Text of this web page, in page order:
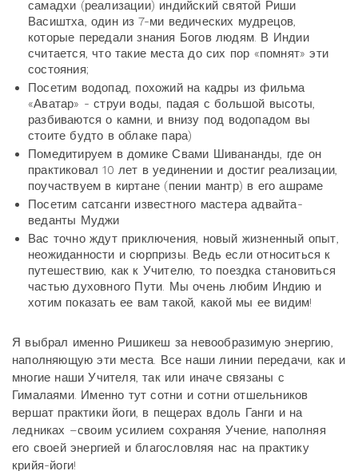
самадхи (реализации) индийский святой Риши
Васиштха, один из 7-ми ведических мудрецов,
которые передали знания Богов людям. В Индии
считается, что такие места до сих пор «помнят» эти
состояния;
Посетим водопад, похожий на кадры из фильма
«Аватар» - струи воды, падая с большой высоты,
разбиваются о камни, и внизу под водопадом вы
стоите будто в облаке пара)
Помедитируем в домике Свами Шивананды, где он
практиковал 10 лет в уединении и достиг реализации,
поучаствуем в киртане (пении мантр) в его ашраме
Посетим сатсанги известного мастера адвайта-
веданты Муджи
Вас точно ждут приключения, новый жизненный опыт,
неожиданности и сюрпризы. Ведь если относиться к
путешествию, как к Учителю, то поездка становиться
частью духовного Пути. Мы очень любим Индию и
хотим показать ее вам такой, какой мы ее видим!
Я выбрал именно Ришикеш за невообразимую энергию,
наполняющую эти места. Все наши линии передачи, как и
многие наши Учителя, так или иначе связаны с
Гималаями. Именно тут сотни и сотни отшельников
вершат практики йоги, в пещерах вдоль Ганги и на
ледниках –своим усилием сохраняя Учение, наполняя
его своей энергией и благословляя нас на практику
крийя-йоги!